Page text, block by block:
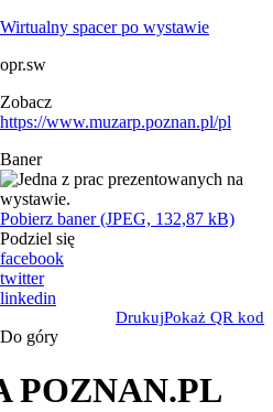
Wirtualny spacer po wystawie
opr.sw
Zobacz
https://www.muzarp.poznan.pl/pl
Baner
Pobierz baner (JPEG, 132,87 kB)
Podziel się
facebook
twitter
linkedin
DrukujPokaż QR kod
Do góry
POZNAN.PL